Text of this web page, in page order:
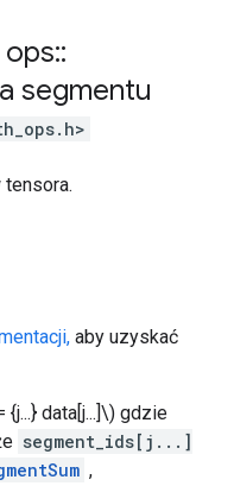
ops::
segmentu
aby uzyskać
data[j...]\) gdzie
segment_ids[j...]
,